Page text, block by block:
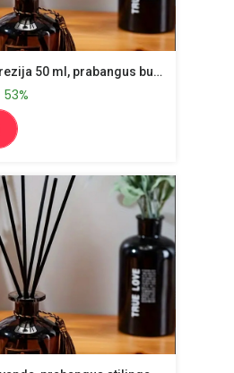
Namų kvapas- Frezija 50 ml, prabangus buteliukas su lazdelėmis
53%